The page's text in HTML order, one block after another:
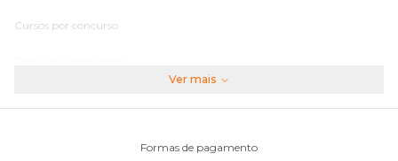
Cursos por concurso
Ver mais
Formas de pagamento